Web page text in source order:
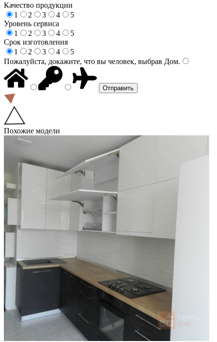
Качество продукции
1
2 3 4
5
Уровень сервиса
1
2 3 4
5
Срок изготовления
1
2 3 4
5
Пожалуйста, докажите, что вы человек, выбрав Дом.
Похожие модели